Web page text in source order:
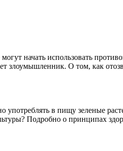
начать использовать
злоумышленник. О том, как
употреблять в пищу зеленые
Подробно о принципах